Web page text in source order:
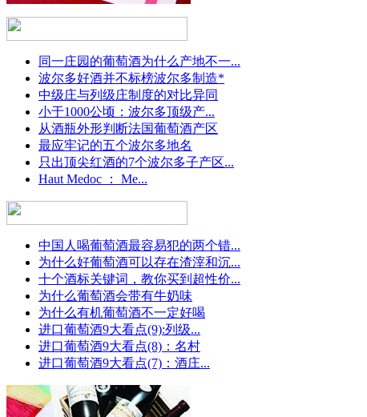
同一庄园的葡萄酒为什么产地不一...
波尔多好酒并不标榜波尔多制造*
中级庄与列级庄制度的对比异同
小于1000公顷：波尔多顶级产...
从酒瓶外形判断法国葡萄酒产区
最应牢记的五个波尔多地名
只出顶尖红酒的7个波尔多子产区...
Haut Medoc ： Me...
中国人喝葡萄酒最容易犯的两个错...
为什么好葡萄酒可以存在渣滓和沉...
十个酒标关键词，教你买到超性价...
为什么葡萄酒会带有牛奶味
为什么有机葡萄酒不一定好喝
进口葡萄酒9大看点(9):列级...
进口葡萄酒9大看点(8)：名村
进口葡萄酒9大看点(7)：酒庄...